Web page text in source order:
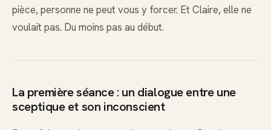
pièce, personne ne peut vous y forcer. Et Claire, elle ne
voulait pas. Du moins pas au début.
La première séance : un dialogue entre une
sceptique et son inconscient